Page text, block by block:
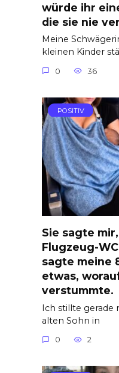
würde ihr
die sie nie
Meine
kleinen Kinder
0 36
POSITIV
Sie sagte
Flugzeug-
sagte meine
etwas,
verstummte.
Ich stillte gerade
alten Sohn in
0 2